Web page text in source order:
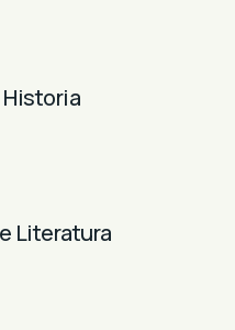
Literatura